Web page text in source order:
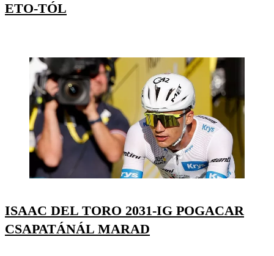
ETO-TÓL
ISAAC DEL TORO 2031-IG POGACAR
CSAPATÁNÁL MARAD